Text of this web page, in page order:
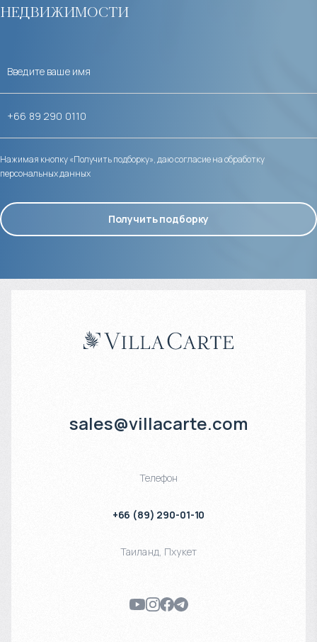
недвижимости
Нажимая кнопку «Получить подборку», даю согласие на обработку
персональных данных
Получить подборку
sales@villacarte.com
Телефон
+66 (89) 290-01-10
Таиланд, Пхукет